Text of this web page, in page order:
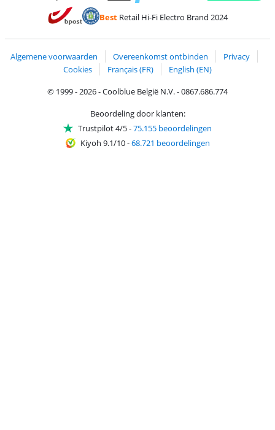
Betalen met Bancontact
Betalen met MasterCard en Visa via ClickToPay
Betalen met PayPal
BestRetail Hi-Fi Electro Brand 2024
Algemene voorwaarden Overeenkomst ontbinden
Privacy
Cookies
Français (FR)
English (EN)
© 1999 - 2026 - Coolblue België N.V. - 0867.686.774
Beoordeling door klanten:
Trustpilot 4/5-75.155 beoordelingen
Kiyoh 9.1/10-68.721 beoordelingen